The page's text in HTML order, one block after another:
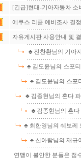
[긴급]현대-기아자동차 소
에쿠스 리콜 예비조사 결
자유게시판 사용안내 및
♣ 전찬환님의 기아
♣ 김도윤님의 스포
♣ 김도윤님의 스포
♣ 김종현님의 혼다
♣ 김종현님의 혼
♣ 최한영님의 쉐보레
♣ 신아람님의 재규
연맹이 불안한 분들은 접